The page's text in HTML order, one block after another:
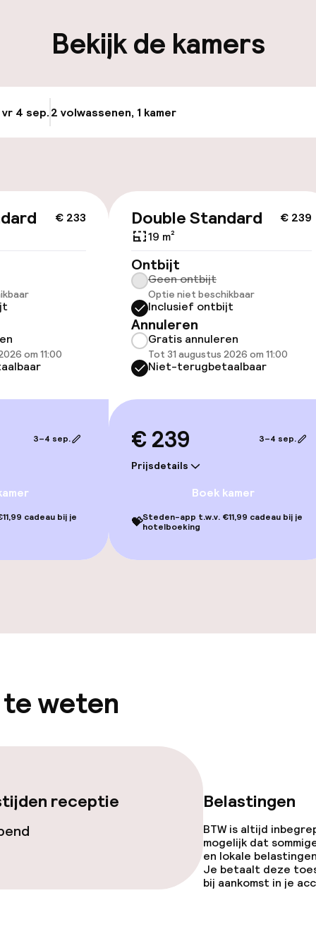
toegestaan
kg)
toegestaan
Bekijk de kamers
4 sep.2 volwassenen, 1 kamer
€ 233
om 11:00
3–4 sep.
cadeau bij je
€ 239
Double Standard
19 m²
Ontbijt
Geen ontbijt
Optie niet beschikbaar
Inclusief ontbijt
Annuleren
Gratis annuleren
Tot 31 augustus 2026 om 11:00
Niet-terugbetaalbaar
€ 239
Prijsdetails
3–4 sep.
Boek kamer
💝Steden-app t.w.v. €11,99 cadeau bij je
hotelboeking
te weten
receptie Belastingen
BTW is altijd
mogelijk dat
en lokale
Je betaalt deze
bij aankomst in je